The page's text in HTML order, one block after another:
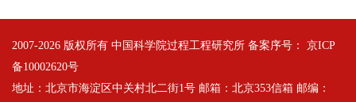
2007-2026 版权所有 中国科学院过程工程研究所 备案序号： 京ICP
备10002620号
地址：北京市海淀区中关村北二街1号 邮箱：北京353信箱 邮编：